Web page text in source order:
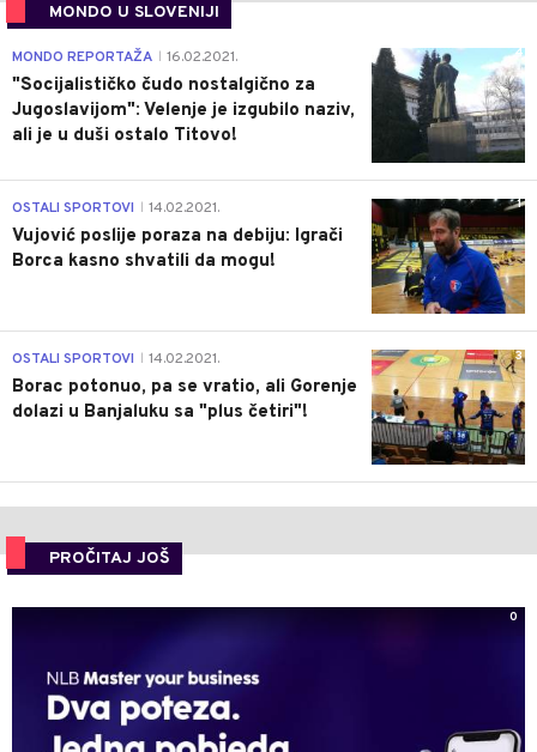
MONDO U SLOVENIJI
4
MONDO REPORTAŽA 16.02.2021.
"Socijalističko čudo nostalgično za
Jugoslavijom": Velenje je izgubilo naziv,
ali je u duši ostalo Titovo!
1
OSTALI SPORTOVI 14.02.2021.
Vujović poslije poraza na debiju: Igrači
Borca kasno shvatili da mogu!
3
OSTALI SPORTOVI 14.02.2021.
Borac potonuo, pa se vratio, ali Gorenje
dolazi u Banjaluku sa "plus četiri"!
PROČITAJ JOŠ
0